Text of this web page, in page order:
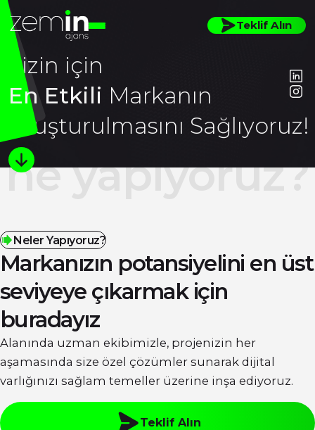
Teklif Alın
Sizin için
En Etkili Markanın
Oluşturulmasını Sağlıyoruz!
ne yapıyoruz?
Neler Yapıyoruz?
Markanızın potansiyelini en üst
seviyeye çıkarmak için
buradayız
Alanında uzman ekibimizle, projenizin her
aşamasında size özel çözümler sunarak dijital
varlığınızı sağlam temeller üzerine inşa ediyoruz.
Teklif Alın